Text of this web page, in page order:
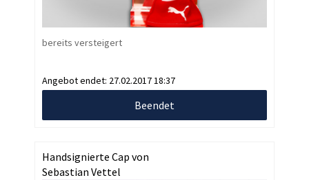
bereits versteigert
Angebot endet: 27.02.2017 18:37
Beendet
Handsignierte Cap von
Sebastian Vettel